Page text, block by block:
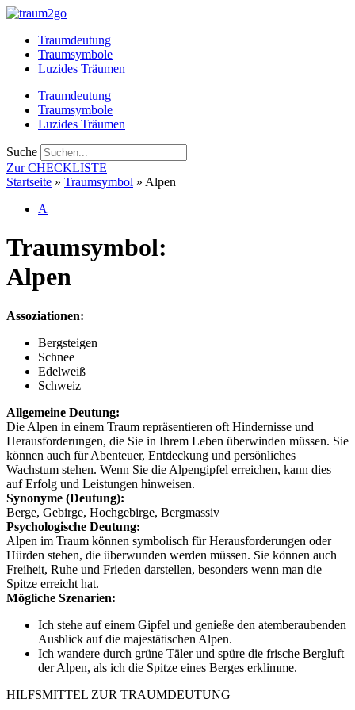
Zum
springenTraumdeutung
Traumsymbole
Luzides Träumen
Traumdeutung
Traumsymbole
Luzides Träumen
Suche
Zur CHECKLISTE
Startseite » Traumsymbol » Alpen
A
Traumsymbol:
Alpen
Assoziationen:
Bergsteigen
Schnee
Edelweiß
Schweiz
Allgemeine Deutung:
Die Alpen in einem Traum repräsentieren oft Hindernisse und
Herausforderungen, die Sie in Ihrem Leben überwinden müssen. Sie
können auch für Abenteuer, Entdeckung und persönliches
Wachstum stehen. Wenn Sie die Alpengipfel erreichen, kann dies
auf Erfolg und Leistungen hinweisen.
Synonyme (Deutung):
Berge, Gebirge, Hochgebirge, Bergmassiv
Psychologische Deutung:
Alpen im Traum können symbolisch für Herausforderungen oder
Hürden stehen, die überwunden werden müssen. Sie können auch
Freiheit, Ruhe und Frieden darstellen, besonders wenn man die
Spitze erreicht hat.
Mögliche Szenarien:
Ich stehe auf einem Gipfel und genieße den atemberaubenden
Ausblick auf die majestätischen Alpen.
Ich wandere durch grüne Täler und spüre die frische Bergluft
der Alpen, als ich die Spitze eines Berges erklimme.
HILFSMITTEL ZUR TRAUMDEUTUNG